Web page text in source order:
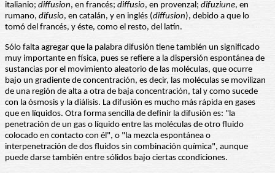
italianio; diffusion, en francés; diffusio, en provenzal; difuziune, en
rumano, difusio, en catalán, y en inglés (diffusion), debido a que lo
tomó del francés, y éste, como el resto, del latín.
Sólo falta agregar que la palabra difusión tiene también un significado
muy importante en física, pues se refiere a la dispersión espontánea de
sustancias por el movimiento aleatorio de las moléculas, que ocurre
bajo un gradiente de concentración, es decir, las moléculas se movilizan
de una región de alta a otra de baja concentración, tal y como sucede
con la ósmosis y la diálisis. La difusión es mucho más rápida en gases
que en líquidos. Otra forma sencilla de definir la difusión es: "la
penetración de un gas o líquido entre las moléculas de otro fluido
colocado en contacto con él", o "la mezcla espontánea o
interpenetración de dos fluidos sin combinación química", aunque
puede darse también entre sólidos bajo ciertas ccondiciones.